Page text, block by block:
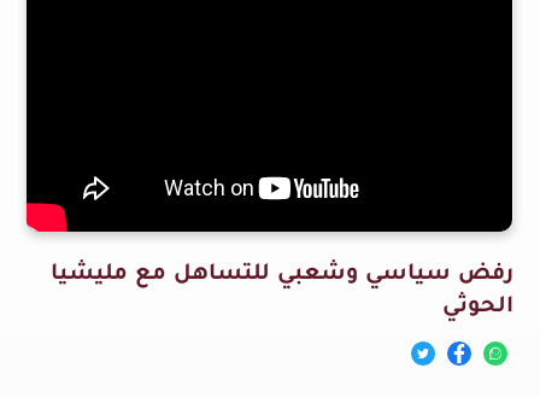
رفض سياسي وشعبي للتساهل مع مليشيا
الحوثي